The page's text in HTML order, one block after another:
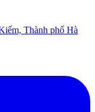
Thành phố Hà